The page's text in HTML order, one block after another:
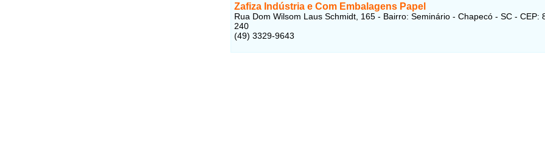
Zafiza Indústria e Com Embalagens Papel
Rua Dom Wilsom Laus Schmidt, 165 - Bairro: Seminário - Chapecó - SC - CEP:
240
(49) 3329-9643